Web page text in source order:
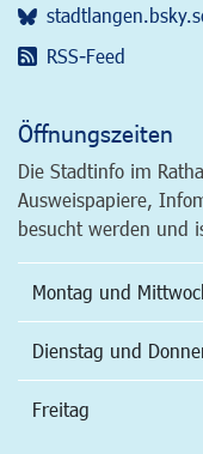
RSS-Feed
Öffnungszeiten
Die Stadtinfo im
Ausweispapiere,
besucht werden und
Montag und
Dienstag und
Freitag